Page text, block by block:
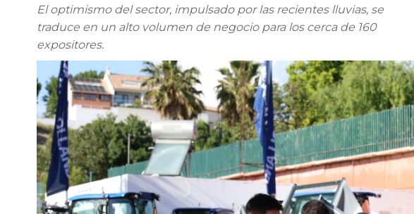
El optimismo del sector, impulsado por las recientes lluvias, se
traduce en un alto volumen de negocio para los cerca de 160
expositores.